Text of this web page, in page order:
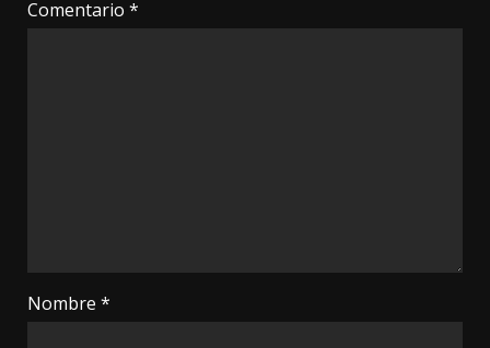
Comentario *
Nombre *